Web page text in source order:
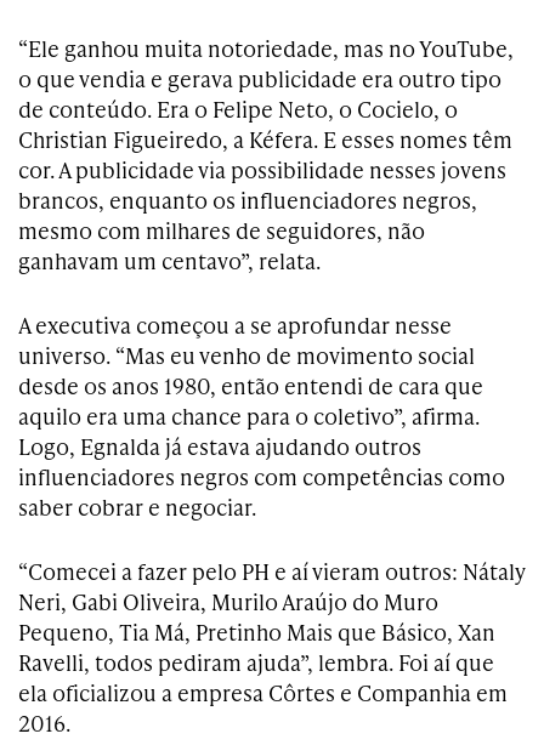
“Ele ganhou muita notoriedade, mas no YouTube,
o que vendia e gerava publicidade era outro tipo
de conteúdo. Era o Felipe Neto, o Cocielo, o
Christian Figueiredo, a Kéfera. E esses nomes têm
cor. A publicidade via possibilidade nesses jovens
brancos, enquanto os influenciadores negros,
mesmo com milhares de seguidores, não
ganhavam um centavo”, relata.
A executiva começou a se aprofundar nesse
universo. “Mas eu venho de movimento social
desde os anos 1980, então entendi de cara que
aquilo era uma chance para o coletivo”, afirma.
Logo, Egnalda já estava ajudando outros
influenciadores negros com competências como
saber cobrar e negociar.
“Comecei a fazer pelo PH e aí vieram outros: Nátaly
Neri, Gabi Oliveira, Murilo Araújo do Muro
Pequeno, Tia Má, Pretinho Mais que Básico, Xan
Ravelli, todos pediram ajuda”, lembra. Foi aí que
ela oficializou a empresa Côrtes e Companhia em
2016.